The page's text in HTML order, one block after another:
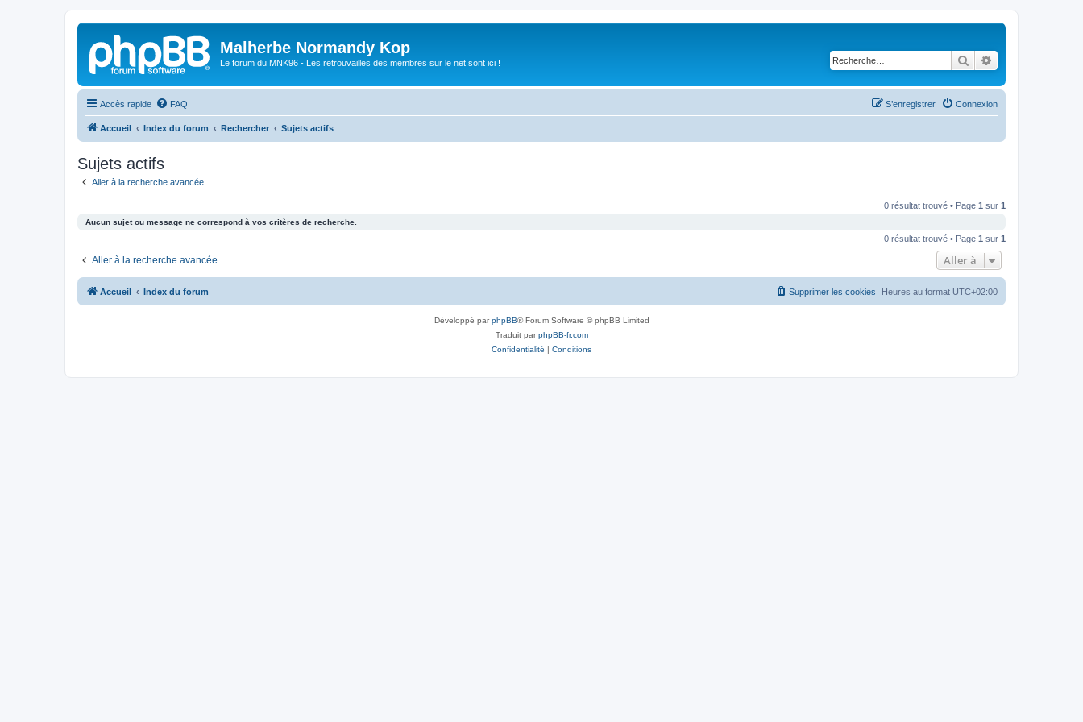
Malherbe Normandy Kop
Le forum du MNK96 - Les retrouvailles des membres sur le net sont ici ! Rechercher
Accès rapide FAQ Connexion
S’enregistrer
Accueil Index du forum Rechercher Sujets actifs
Sujets actifs
Aller à la recherche avancée
0 résultat trouvé • Page 1 sur 1
Aucun sujet ou message ne correspond à vos critères de recherche.
0 résultat trouvé • Page 1 sur 1
Aller à la recherche avancée Aller à
Accueil Index du forum Heures au format UTC+02:00
Supprimer les cookies
Développé parphpBB® Forum Software © phpBB Limited
Traduit parphpBB-fr.com
Confidentialité | Conditions